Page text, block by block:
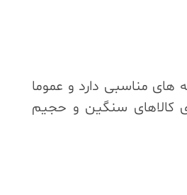
های مناسبی دارد و عموما
کالاهای سنگین و حجیم